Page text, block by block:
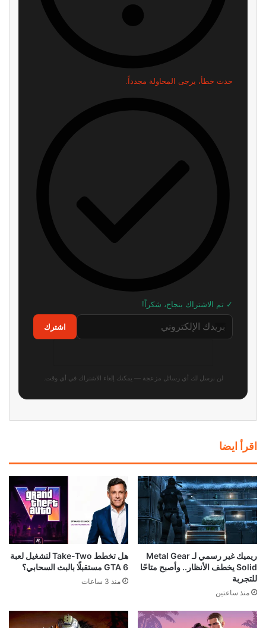
حدث خطأ، يرجى المحاولة مجدداً.
✓ تم الاشتراك بنجاح، شكراً!
اشترك
لن نرسل لك أي رسائل مزعجة — يمكنك إلغاء الاشتراك في أي وقت.
اقرأ ايضا
ريميك غير رسمي لـ Metal Gear
Solid يخطف الأنظار.. وأصبح متاحًا
للتجربة
منذ ساعتين
هل تخطط Take-Two لتشغيل لعبة
GTA 6 مستقبلًا بالبث السحابي؟
منذ 3 ساعات